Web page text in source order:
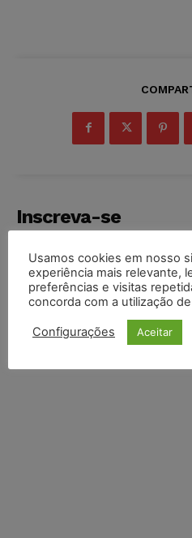
Inscreva-se
Política de
Usamos cookies em nosso
experiência mais relevante,
preferências e visitas
concorda com a utilização
Configurações Aceitar